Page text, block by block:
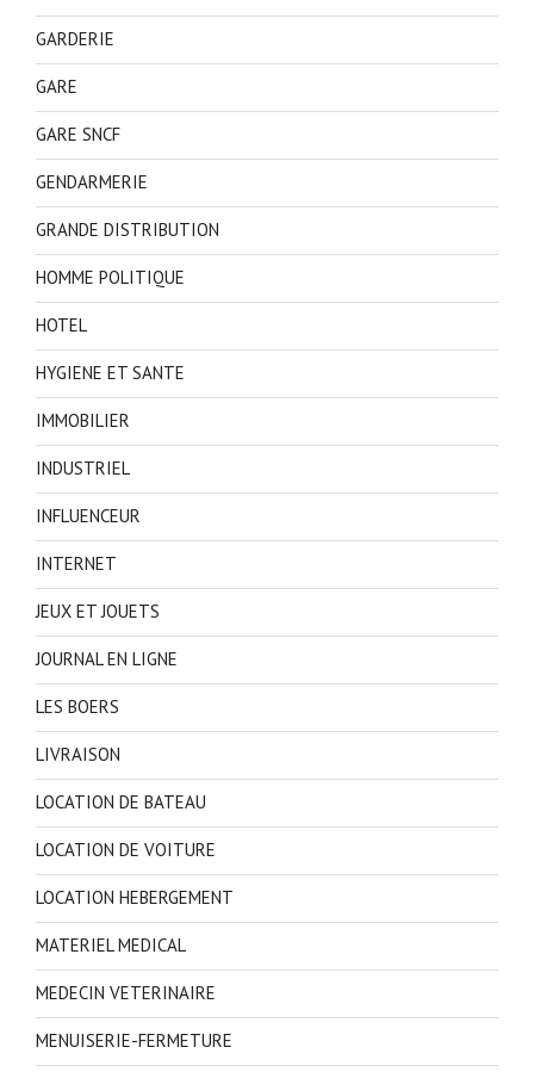
GARDERIE
GARE
GARE SNCF
GENDARMERIE
GRANDE DISTRIBUTION
HOMME POLITIQUE
HOTEL
HYGIENE ET SANTE
IMMOBILIER
INDUSTRIEL
INFLUENCEUR
INTERNET
JEUX ET JOUETS
JOURNAL EN LIGNE
LES BOERS
LIVRAISON
LOCATION DE BATEAU
LOCATION DE VOITURE
LOCATION HEBERGEMENT
MATERIEL MEDICAL
MEDECIN VETERINAIRE
MENUISERIE-FERMETURE